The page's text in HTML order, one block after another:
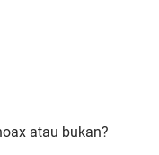
atau bukan?